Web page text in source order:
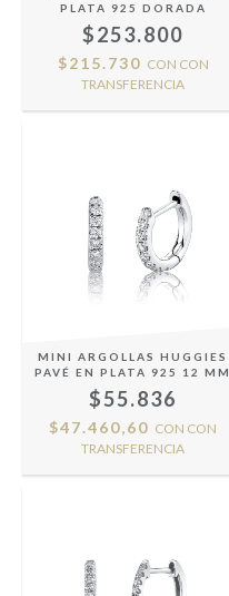
PLATA 925 DORADA
$253.800
$215.730 CON CON
TRANSFERENCIA
MINI ARGOLLAS HUGGIES
PAVÉ EN PLATA 925 12 MM
$55.836
$47.460,60 CON CON
TRANSFERENCIA